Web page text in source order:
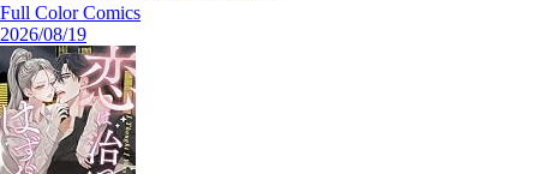
Full Color Comics
2026/08/19